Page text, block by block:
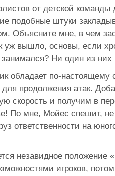
от детской команды
подобные штуки
Объясните мне, в чем
уж вышло, основы, если
Ни один из них
обладает по-настоящему
продолжения атак.
скорость и получим в
По мне, Мойес спешит, не
ответственности на
незавидное
игроков,